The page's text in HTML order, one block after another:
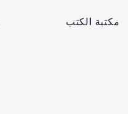
مكتبة الكتب